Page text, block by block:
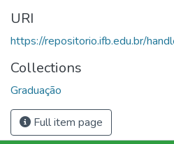
URI
https://repositorio.ifb.edu.br/
Collections
Graduação
Full item page